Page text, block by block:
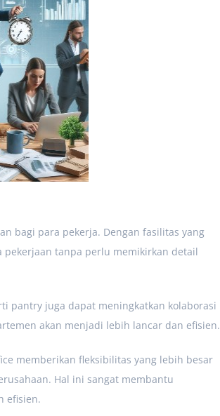
bagi para pekerja. Dengan fasilitas yang
pekerjaan tanpa perlu memikirkan detail
pantry juga dapat meningkatkan kolaborasi
akan menjadi lebih lancar dan efisien.
memberikan fleksibilitas yang lebih besar
Hal ini sangat membantu
efisien.